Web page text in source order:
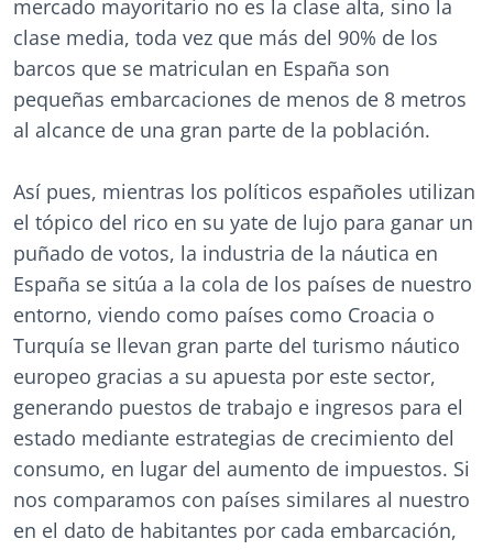
mercado mayoritario no es la clase alta, sino la
clase media, toda vez que más del 90% de los
barcos que se matriculan en España son
pequeñas embarcaciones de menos de 8 metros
al alcance de una gran parte de la población.
Así pues, mientras los políticos españoles utilizan
el tópico del rico en su yate de lujo para ganar un
puñado de votos, la industria de la náutica en
España se sitúa a la cola de los países de nuestro
entorno, viendo como países como Croacia o
Turquía se llevan gran parte del turismo náutico
europeo gracias a su apuesta por este sector,
generando puestos de trabajo e ingresos para el
estado mediante estrategias de crecimiento del
consumo, en lugar del aumento de impuestos. Si
nos comparamos con países similares al nuestro
en el dato de habitantes por cada embarcación,